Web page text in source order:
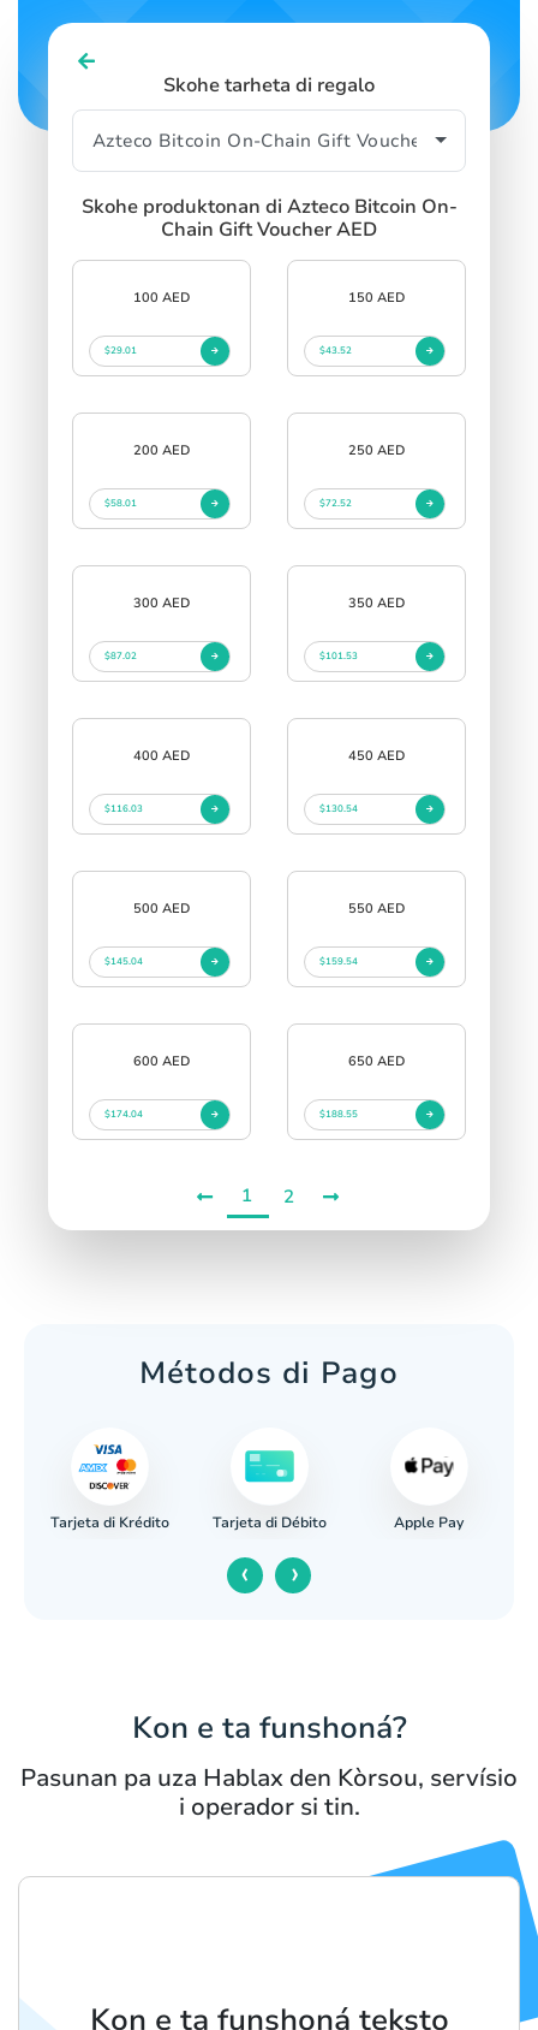
Skohe tarheta di regalo
Skohe produktonan di Azteco Bitcoin On-
Chain Gift Voucher AED
100 AED
$29.01
150 AED
$43.52
200 AED
$58.01
250 AED
$72.52
300 AED
$87.02
350 AED
$101.53
400 AED
$116.03
450 AED
$130.54
500 AED
$145.04
550 AED
$159.54
600 AED
$174.04
650 AED
$188.55
1 2
Métodos di Pago
Tarjeta di Krédito Tarjeta di Débito Apple Pay
‹ ›
Kon e ta funshoná?
Pasunan pa uza Hablax den Kòrsou, servísio
i operador si tin.
Kon e ta funshoná teksto